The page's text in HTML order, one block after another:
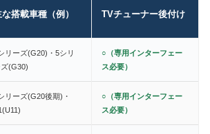
な搭載車種（例） TVチューナー後付け
リーズ(G20)・5シリ
ズ(G30)
○（専用インターフェー
ス必要）
リーズ(G20後期)・
○（専用インターフェー
ス必要）